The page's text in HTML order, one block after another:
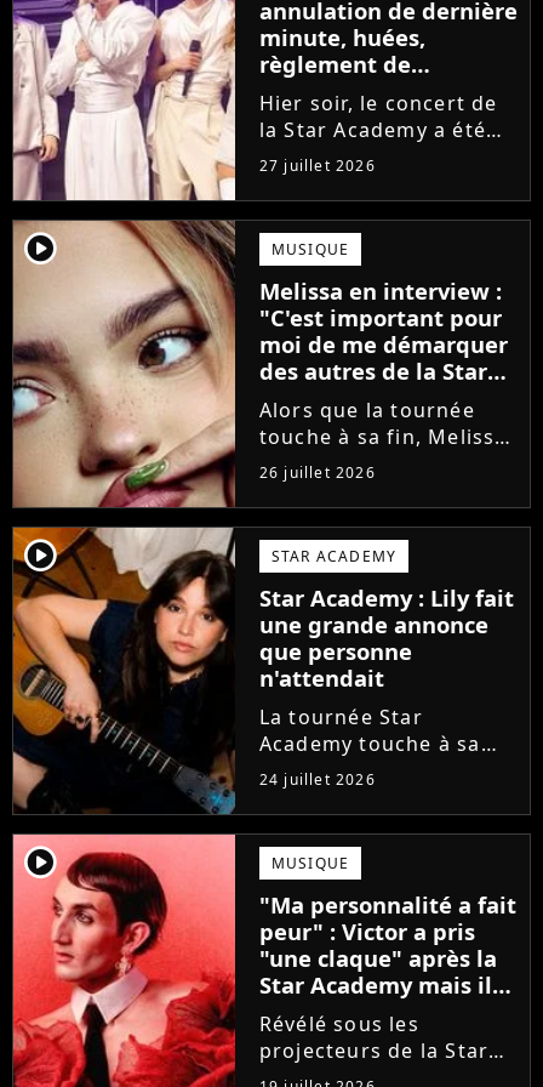
annulation de dernière
minute, huées,
règlement de
comptes... Que s'est-il
passé au concert de
Bayonne hier soir ?
Hier soir, le concert de
la Star Academy a été
mouvementé. Quelques
minutes avant le show,
trois élèves ont
annoncé ne pas vouloir
monter sur scène pour
des raisons politiques.
Leur...
27 juillet 2026
player2 MUSIQUE
Melissa en interview :
"C'est important pour
moi de me démarquer
des autres de la Star
Academy"
Alors que la tournée
touche à sa fin, Melissa
se confie en interview
sur Volum sur la
création de son EP tout
va bien (j'crois), son
envie de gommer
l'étiquette Star
Academy, le jeu...
26 juillet 2026
player2 STAR ACADEMY
Star Academy : Lily fait
une grande annonce
que personne
n'attendait
La tournée Star
Academy touche à sa
fin. Et bonne nouvelle :
la jeune Lily Campa
vient de signer avec un
grand label de musique
en France.
24 juillet 2026
player2 MUSIQUE
"Ma personnalité a fait
peur" : Victor a pris
"une claque" après la
Star Academy mais il
en est ressorti plus
fort (interview)
Révélé sous les
projecteurs de la Star
Academy, Victor a fait